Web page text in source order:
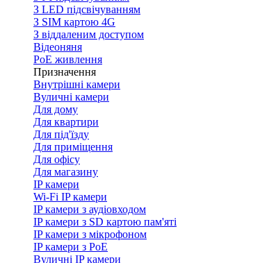
З LED підсвічуванням
З SIM картою 4G
З віддаленим доступом
Відеоняня
PoE живлення
Призначення
Внутрішні камери
Вуличні камери
Для дому
Для квартири
Для під'їзду
Для приміщення
Для офісу
Для магазину
IP камери
Wi-Fi IP камери
IP камери з аудіовходом
IP камери з SD картою пам'яті
IP камери з мікрофоном
IP камери з PoE
Вуличні IP камери